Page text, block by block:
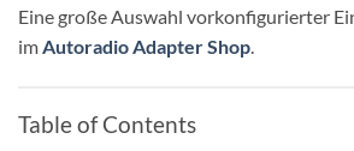
Eine große Auswahl vorkonfigurierter
imAutoradio Adapter Shop.
Table of Contents